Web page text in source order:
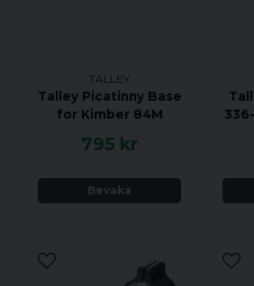
TALLEY
Talley Picatinny Base
for Kimber 84M
795 kr
Bevaka